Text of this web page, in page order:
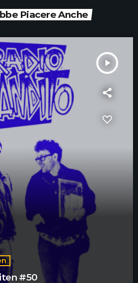
Piacere Anche
play_arrow
#50